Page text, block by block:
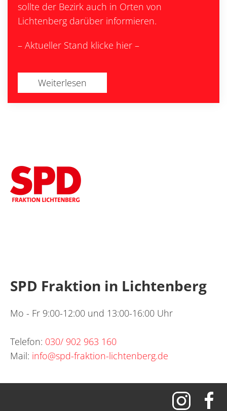
sollte der Bezirk auch in Orten von
Lichtenberg darüber informieren.
– Aktueller Stand klicke hier –
Weiterlesen
SPD Fraktion in Lichtenberg
Mo - Fr 9:00-12:00 und 13:00-16:00 Uhr
Telefon: 030/ 902 963 160
Mail: info@spd-fraktion-lichtenberg.de